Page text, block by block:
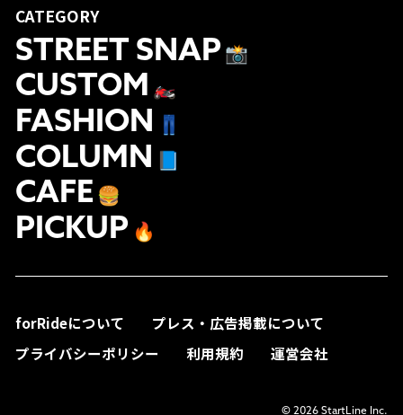
CATEGORY
STREET SNAP 📸
CUSTOM 🏍
FASHION 👖
COLUMN
CAFE 🍔
PICKUP 🔥
forRideについて
プレス・広告掲載について
プライバシーポリシー
利用規約 運営会社
© 2026 StartLine Inc.